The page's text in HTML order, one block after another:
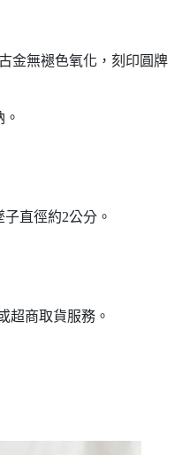
金無褪色氧化，刻印圓牌
直徑約2公分。
超商取貨服務。